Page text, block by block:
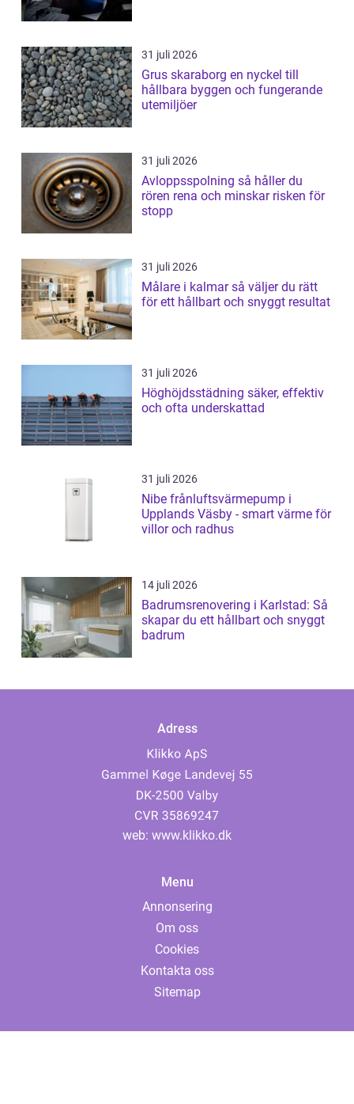
31 juli 2026
Grus skaraborg en nyckel till
hållbara byggen och fungerande
utemiljöer
31 juli 2026
Avloppsspolning så håller du
rören rena och minskar risken för
stopp
31 juli 2026
Målare i kalmar så väljer du rätt
för ett hållbart och snyggt resultat
31 juli 2026
Höghöjdsstädning säker, effektiv
och ofta underskattad
31 juli 2026
Nibe frånluftsvärmepump i
Upplands Väsby - smart värme för
villor och radhus
14 juli 2026
Badrumsrenovering i Karlstad: Så
skapar du ett hållbart och snyggt
badrum
Adress
web: www.klikko.dk
Menu
Annonsering
Om oss
Cookies
Kontakta oss
Sitemap